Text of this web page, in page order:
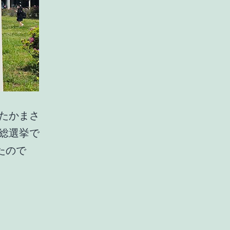
かまさ
選挙で
ので